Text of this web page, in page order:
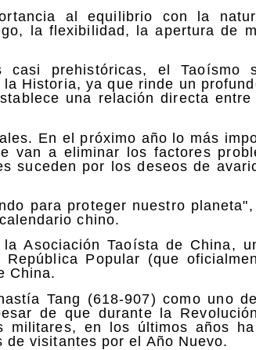
al equilibrio con la
la flexibilidad, la apertura de
prehistóricas, el Taoísmo
Historia, ya que rinde un
una relación directa entre
En el próximo año lo más
van a eliminar los factores
suceden por los deseos de
para proteger nuestro
chino.
Asociación Taoísta de China,
Popular (que
China.
Tang (618-907) como uno
de que durante la
militares, en los últimos años
visitantes por el Año Nuevo.